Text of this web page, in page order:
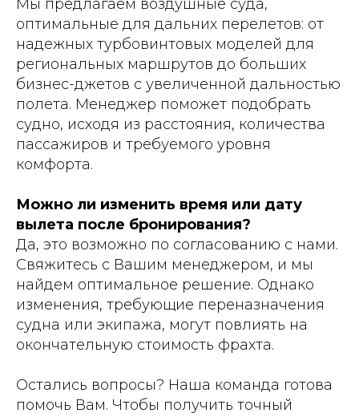
Мы предлагаем воздушные суда,
оптимальные для дальних перелетов: от
надежных турбовинтовых моделей для
региональных маршрутов до больших
бизнес-джетов с увеличенной дальностью
полета. Менеджер поможет подобрать
судно, исходя из расстояния, количества
пассажиров и требуемого уровня
комфорта.
Можно ли изменить время или дату
вылета после бронирования?
Да, это возможно по согласованию с нами.
Свяжитесь с Вашим менеджером, и мы
найдем оптимальное решение. Однако
изменения, требующие переназначения
судна или экипажа, могут повлиять на
окончательную стоимость фрахта.
Остались вопросы? Наша команда готова
помочь Вам. Чтобы получить точный